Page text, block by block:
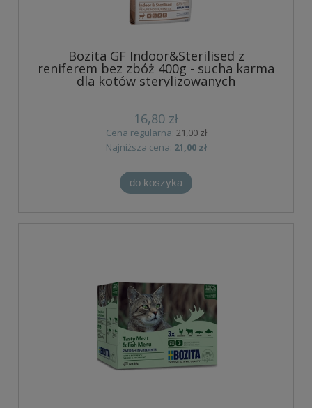
Bozita GF Indoor&Sterilised z
reniferem bez zbóż 400g - sucha karma
dla kotów sterylizowanych
16,80 zł
Cena regularna:21,00 zł
Najniższa cena: 21,00 zł
do koszyka